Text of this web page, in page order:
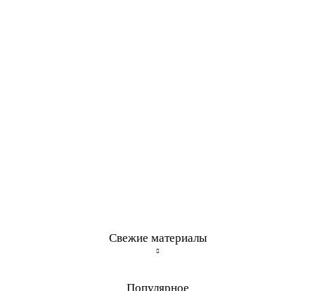
Свежие материалы
Популярное